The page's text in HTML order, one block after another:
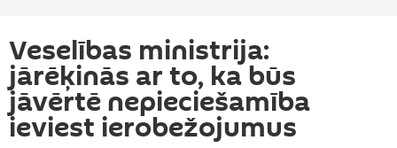
Veselības ministrija:
jārēķinās ar to, ka būs
jāvērtē nepieciešamība
ieviest ierobežojumus